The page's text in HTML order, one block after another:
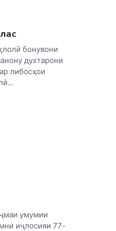
бонувони
духтарони
либосҳои
умумии
иҷлосияи 77-